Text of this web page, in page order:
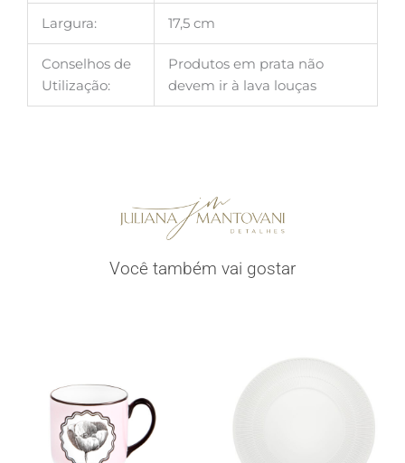
Largura: 17,5 cm
Conselhos de
Utilização:
Produtos em prata não
devem ir à lava louças
Você também vai gostar